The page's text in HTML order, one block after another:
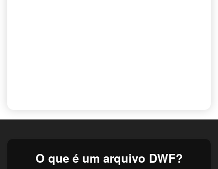
O que é um arquivo DWF?